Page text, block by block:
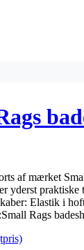
af mærket
yderst
Elastik i
Rags